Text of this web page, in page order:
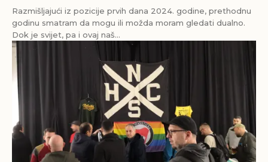
Razmišljajući iz pozicije prvih dana 2024. godine, prethodnu
godinu smatram da mogu ili možda moram gledati dualno.
Dok je svijet, pa i ovaj naš...